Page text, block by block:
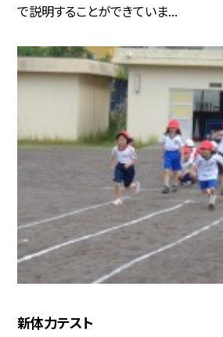
で説明することができていま...
新体力テスト